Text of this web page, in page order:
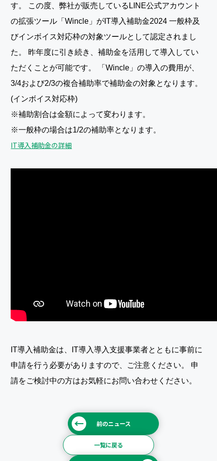
す。 この度、弊社が販売しているLINE公式アカウント
の拡張ツール「Wincle」がIT導入補助金2024 一般枠及
びインボイス対応枠の対象ツールとして認定されまし
た。 昨年度に引き続き、補助金を活用して導入してい
ただくことが可能です。 「Wincle」の導入の費用が、
3/4および2/3の複合補助率で補助金の対象となります。
(インボイス対応枠)
※補助割合は金額によって変わります。
※一般枠の場合は1/2の補助率となります。
IT導入補助金の詳細
IT導入補助金は、IT導入導入支援事業者とともに事前に
申請を行う必要がありますので、ご注意ください。 申
請をご検討中の方はお気軽にお問い合わせください。
前のニュース
一覧に戻る